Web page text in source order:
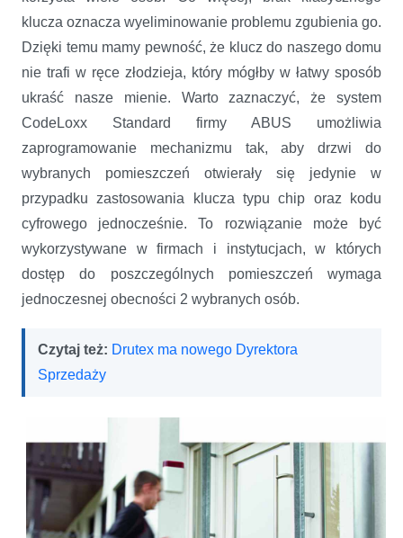
klucza oznacza wyeliminowanie problemu zgubienia go.
Dzięki temu mamy pewność, że klucz do naszego domu
nie trafi w ręce złodzieja, który mógłby w łatwy sposób
ukraść nasze mienie. Warto zaznaczyć, że system
CodeLoxx Standard firmy ABUS umożliwia
zaprogramowanie mechanizmu tak, aby drzwi do
wybranych pomieszczeń otwierały się jedynie w
przypadku zastosowania klucza typu chip oraz kodu
cyfrowego jednocześnie. To rozwiązanie może być
wykorzystywane w firmach i instytucjach, w których
dostęp do poszczególnych pomieszczeń wymaga
jednoczesnej obecności 2 wybranych osób.
Czytaj też: Drutex ma nowego Dyrektora
Sprzedaży